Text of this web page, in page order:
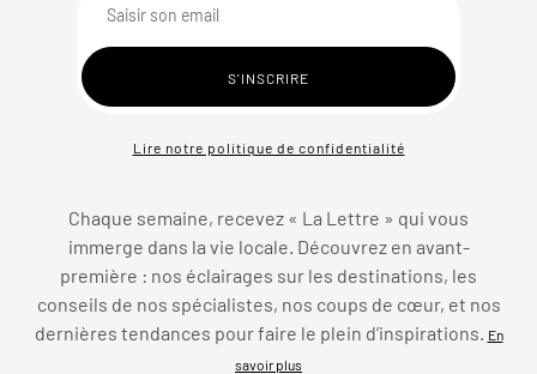
Lire notre politique de confidentialité
Chaque semaine, recevez « La Lettre » qui vous
immerge dans la vie locale. Découvrez en avant-
première : nos éclairages sur les destinations, les
conseils de nos spécialistes, nos coups de cœur, et nos
dernières tendances pour faire le plein d’inspirations. En
savoir plus